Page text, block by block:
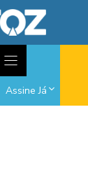
Assine Já